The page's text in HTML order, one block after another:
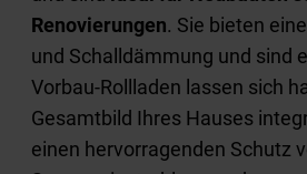
Renovierungen. Sie bieten
und Schalldämmung und sind
Vorbau-Rollladen lassen sich
Gesamtbild Ihres Hauses
einen hervorragenden Schutz